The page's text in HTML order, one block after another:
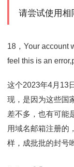
请尝试使用相
18，Your account
feel this is an
这个2023年4月13
现，是因为这些国
差不多，也有可能
用域名邮箱注册的
样，成批批的封号